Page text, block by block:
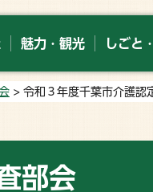
魅力・観光 しごと
> 令和３年度千葉市介護認
部会